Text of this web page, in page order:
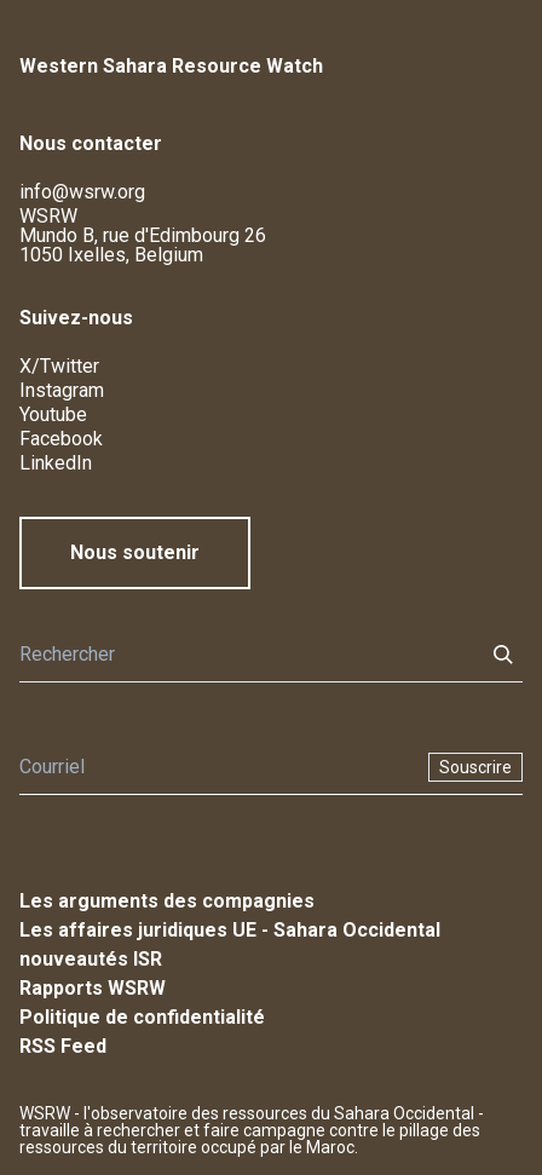
Western Sahara Resource Watch
Nous contacter
info@wsrw.org
WSRW
Mundo B, rue d'Edimbourg 26
1050 Ixelles, Belgium
Suivez-nous
X/Twitter
Instagram
Youtube
Facebook
LinkedIn
Nous soutenir
Souscrire
Les arguments des compagnies
Les affaires juridiques UE - Sahara Occidental
nouveautés ISR
Rapports WSRW
Politique de confidentialité
RSS Feed
WSRW - l'observatoire des ressources du Sahara Occidental -
travaille à rechercher et faire campagne contre le pillage des
ressources du territoire occupé par le Maroc.